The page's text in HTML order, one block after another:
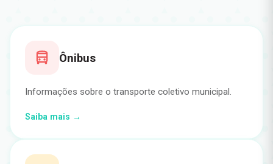
Ônibus
Informações sobre o transporte coletivo municipal.
Saiba mais →